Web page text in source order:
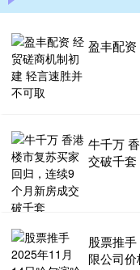
盈丰配
牛千万
交破千套
股票推
限公司